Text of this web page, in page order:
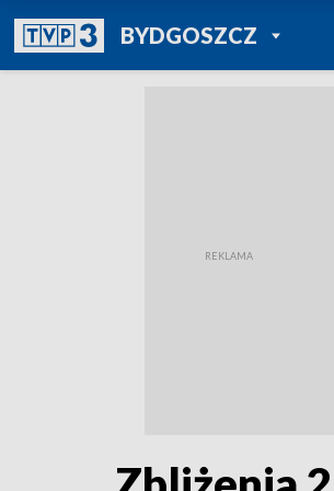
BYDGOSZCZPOWRÓT DO
TVP REGIONY